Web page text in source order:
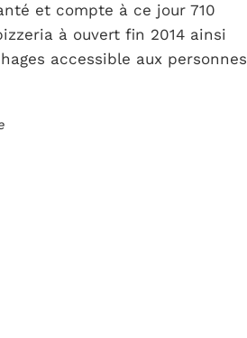
et compte à ce jour 710
à ouvert fin 2014 ainsi
accessible aux personnes